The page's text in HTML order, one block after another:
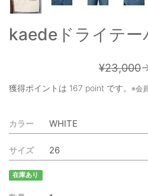
特定商取引法に基づく表記
お問い合わせ
kaedeドライテー
¥23,000
獲得ポイントは 167 point です。 ※会
カラー
サイズ
在庫あり